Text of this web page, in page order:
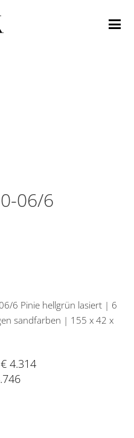
06/6
6 Pinie hellgrün lasiert | 6
sandfarben | 155 x 42 x
4.314